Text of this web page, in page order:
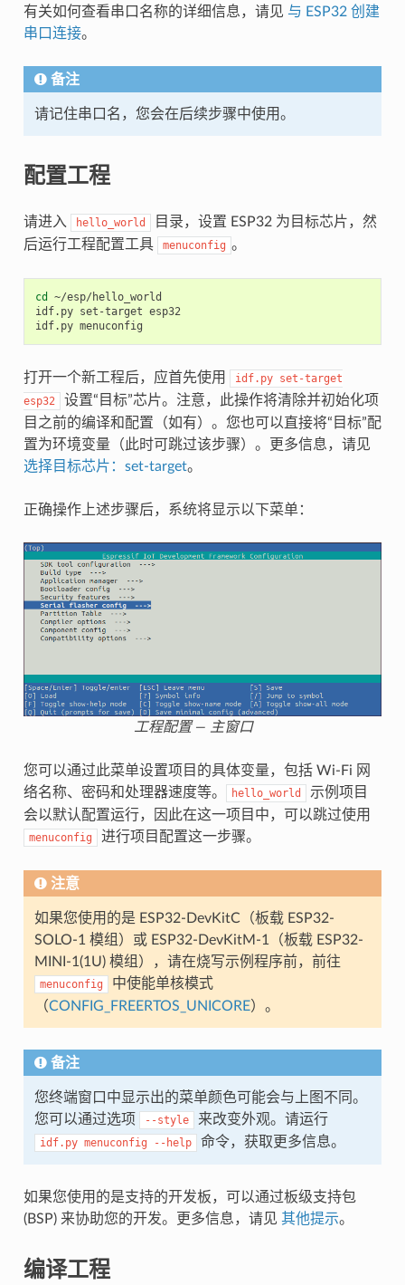
有关如何查看串口名称的详细信息，请见 与 ESP32 创建
串口连接。
备注
请记住串口名，您会在后续步骤中使用。
配置工程
请进入 hello_world
目录，设置 ESP32 为目标芯片，然
后运行工程配置工具
menuconfig 。
cd
~/esp/hello_world
idf.py set-target esp32
打开一个新工程后，应首先使用 idf.py set-target
esp32
设置“目标”芯片。注意，此操作将清除并初始化项
目之前的编译和配置（如有）。您也可以直接将“目标”配
置为环境变量（此时可跳过该步骤）。更多信息，请见
选择目标芯片：set-target。
正确操作上述步骤后，系统将显示以下菜单：
工程配置 — 主窗口
您可以通过此菜单设置项目的具体变量，包括 Wi-Fi 网
络名称、密码和处理器速度等。
hello_world
示例项目
会以默认配置运行，因此在这一项目中，可以跳过使用
menuconfig 进行项目配置这一步骤。
注意
如果您使用的是 ESP32-DevKitC（板载 ESP32-
SOLO-1 模组）或 ESP32-DevKitM-1（板载 ESP32-
MINI-1(1U) 模组），请在烧写示例程序前，前往
menuconfig
中使能单核模式
（CONFIG_FREERTOS_UNICORE）。
备注
您终端窗口中显示出的菜单颜色可能会与上图不同。
您可以通过选项
--style 来改变外观。请运行
idf.py menuconfig --help 命令，获取更多信息。
如果您使用的是支持的开发板，可以通过板级支持包
(BSP) 来协助您的开发。更多信息，请见 其他提示。
编译工程